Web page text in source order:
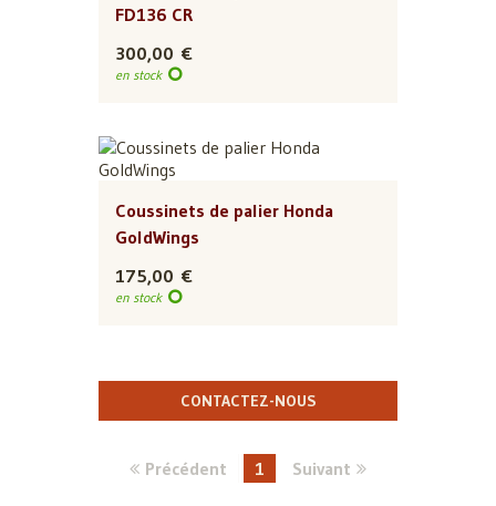
FD136 CR
300,00 €
en stock
Coussinets de palier Honda
GoldWings
175,00 €
en stock
CONTACTEZ-NOUS
Précédent 1 Suivant